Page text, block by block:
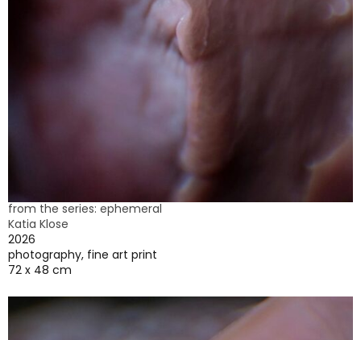
from the series: ephemeral
Katia Klose
2026
photography, fine art print
72 x 48 cm